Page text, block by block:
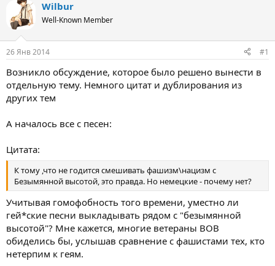
о
р
т
е
м
а
н
ч
а
Wilbur
Well-Known Member
26 Янв 2014 #1
Возникло обсуждение, которое было решено вынести в
отдельную тему. Немного цитат и дублирования из
других тем
А началось все с песен:
Цитата:
К тому ,что не годится смешивать фашизм\нацизм с
Безымянной высотой, это правда. Но немецкие - почему нет?
Учитывая гомофобность того времени, уместно ли
гей*ские песни выкладывать рядом с "безымянной
высотой"? Мне кажется, многие ветераны ВОВ
обиделись бы, услышав сравнение с фашистами тех, кто
нетерпим к геям.